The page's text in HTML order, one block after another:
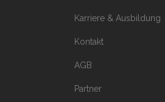
Karriere & Ausbildung
Kontakt
AGB
Partner